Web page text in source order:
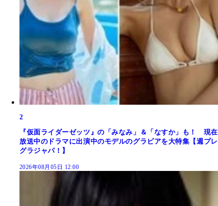
2
『仮面ライダーゼッツ』の「みなみ」＆「なすか」も！ 現在
放送中のドラマに出演中のモデルのグラビアを大特集【週プレ
グラジャパ！】
2026年08月05日 12:00